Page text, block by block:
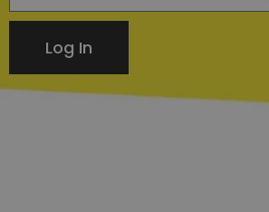
Log In